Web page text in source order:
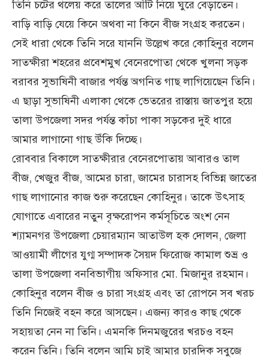
তিনি চটের থলেয় করে তালের আঁটি নিয়ে ঘুরে বেড়াতেন।
বাড়ি বাড়ি যেয়ে কিনে অথবা না কিনে বীজ সংগ্রহ করতেন।
সেই ধারা থেকে তিনি সরে যাননি উল্লেখ করে কোহিনুর বলেন
সাতক্ষীরা শহরের প্রবেশমুখ বেনেরপোতা থেকে খুলনা সড়ক
বরাবর সুভাষিনী বাজার পর্যন্ত অগনিত গাছ লাগিয়েছেন তিনি।
এ ছাড়া সুভাষিনী এলাকা থেকে ভেতরের রাস্তায় জাতপুর হয়ে
তালা উপজেলা সদর পর্যন্ত কাঁচা পাকা সড়কের দুই ধারে
আমার লাগানো গাছ উঁকি দিচ্ছে।
রোববার বিকালে সাতক্ষীরার বেনেরপোতায় আবারও তাল
বীজ, খেজুর বীজ, আমের চারা, জামের চারাসহ বিভিন্ন জাতের
গাছ লাগানোর কাজ শুরু করেছেন কোহিনুর। তাকে উৎসাহ
যোগাতে এবারের নতুন বৃক্ষরোপন কর্মসূচিতে অংশ নেন
শ্যামনগর উপজেলা চেয়ারম্যান আতাউল হক দোলন, জেলা
আওয়ামী লীগের যুগ্ম সম্পাদক সৈয়দ ফিরোজ কামাল শুভ্র ও
তালা উপজেলা বনবিভাগীয় অফিসার মো. মিজানুর রহমান।
কোহিনুর বলেন বীজ ও চারা সংগ্রহ এবং তা রোপনে সব খরচ
তিনি নিজেই বহন করে আসছেন। এজন্য কারও কাছ থেকে
সহায়তা নেন না তিনি। এমনকি দিনমজুরের খরচও বহন
করেন তিনি। তিনি বলেন আমি চাই আমার চারদিক সবুজে